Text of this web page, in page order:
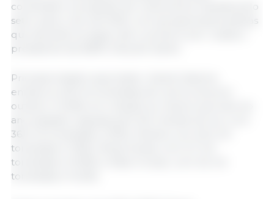
consolidam a projeção de crescimento traçada pelo
setor para o ano de 2025, com perspectivas positivas
que deverão se seguir até o próximo ano”, avalia o
presidente da ABPA, Ricardo Santin.
Principal estado exportador, Santa Catarina
embarcou 69 mil toneladas de carne suína em
outubro (+0,6%) em relação ao mesmo período do
ano passado, seguida pelo Rio Grande do Sul, com
36,5 mil toneladas (+32%), Paraná, com 22,2 mil
toneladas (+7,6%), Minas Gerais, com 3,7 mil
toneladas (+13,9%) e Mato Grosso, com 3,5 mil
toneladas (+14,2%).